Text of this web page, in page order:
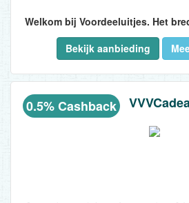
Naast samenwerkingen met de leukste unieke en kleinschalige hotels van Nederland, Duitsland en België werkt Voordeeluitjes.nl ook samen met grote ketens als Van der Valk Hotels, Bildenberg, Amrath Hotels, Bastion Hotels, Postillon en NH Hotels. Het aanbod aan
Bekijk aanbieding
0.5% Cashback